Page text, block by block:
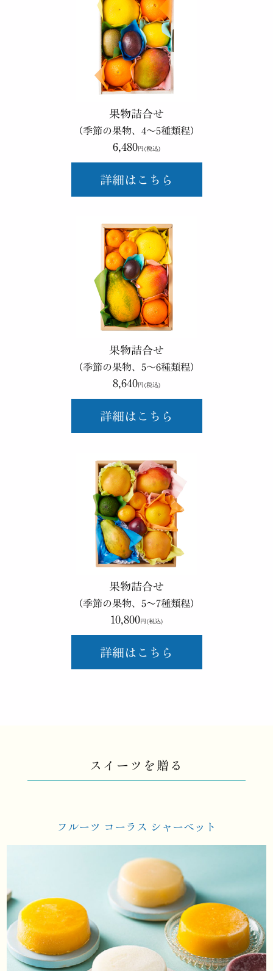
果物詰合せ
（季節の果物、4～5種類程）
6,480円(税込)
詳細はこちら
果物詰合せ
（季節の果物、5～6種類程）
8,640円(税込)
詳細はこちら
果物詰合せ
（季節の果物、5～7種類程）
10,800円(税込)
詳細はこちら
スイーツを贈る
フルーツ コーラス シャーベット